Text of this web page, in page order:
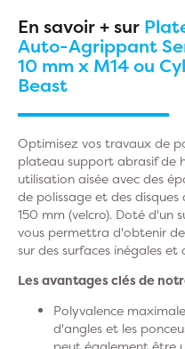
En savoir + sur
Auto-Agrippant
10 mm x M14 ou
Beast
Optimisez vos travaux de
plateau support abrasif de
utilisation aisée avec des
de polissage et des
150 mm (velcro). Doté d'un
vous permettra d'obtenir
sur des surfaces inégales
Les avantages clés de
Polyvalence
d'angles et les